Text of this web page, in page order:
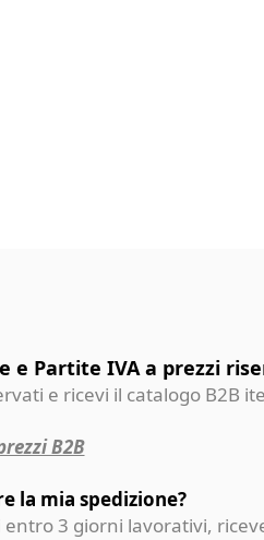
e Partite IVA a prezzi
e ricevi il catalogo B2B
B2B
la mia spedizione?
entro 3 giorni lavorativi,